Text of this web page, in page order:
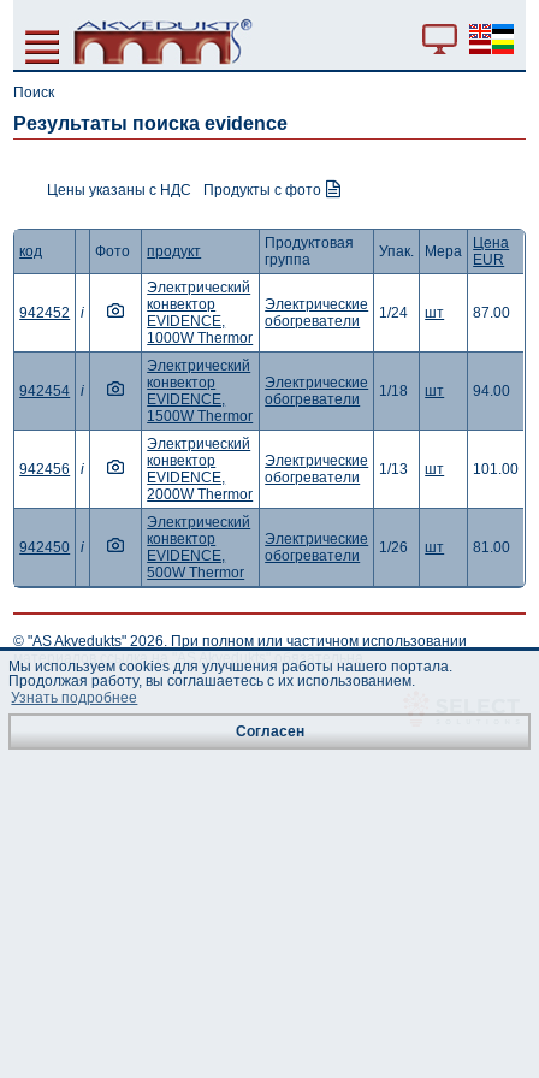
Поиск
Результаты поиска evidence
Цены указаны с НДС Продукты с фото
код Фото продукт
Продуктовая
группа
Упак. Мера
Цена
EUR
942452 i
Электрический
конвектор
EVIDENCE,
1000W Thermor
Электрические
обогреватели
1/24 шт 87.00
942454 i
Электрический
конвектор
EVIDENCE,
1500W Thermor
Электрические
обогреватели
1/18 шт 94.00
942456 i
Электрический
конвектор
EVIDENCE,
2000W Thermor
Электрические
обогреватели
1/13 шт 101.00
942450 i
Электрический
конвектор
EVIDENCE,
500W Thermor
Электрические
обогреватели
1/26 шт 81.00
© "AS Akvedukts" 2026. При полном или частичном использовании
материалов ссылка на "AS Akvedukts" обязательна.
Мы используем cookies для улучшения работы нашего портала.
Продолжая работу, вы соглашаетесь с их использованием.
Узнать подробнее
Согласен